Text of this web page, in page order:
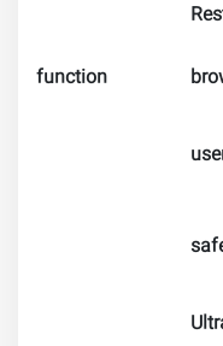
function